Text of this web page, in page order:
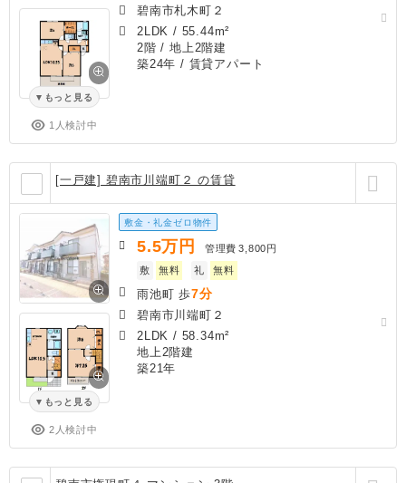
もっと見る
1人検討中
碧南市札木町２
2LDK / 55.44m²
2階 / 地上2階建
築24年 / 賃貸アパート
[一戸建] 碧南市川端町２ の賃貸
もっと見る
2人検討中
敷金・礼金ゼロ物件
5.5万円 管理費 3,800円
敷
無料 礼 無料
雨池町 歩7分
碧南市川端町２
2LDK / 58.34m²
地上2階建
築21年